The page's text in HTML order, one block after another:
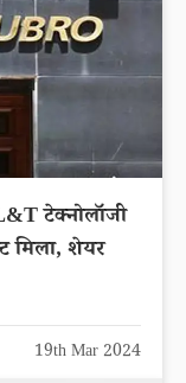
टेक्नोलॉजी
मिला, शेयर
19th Mar 2024